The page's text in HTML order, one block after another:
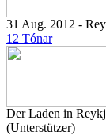
31 Aug. 2012 -
12 Tónar
Der Laden in
(Unterstützer)